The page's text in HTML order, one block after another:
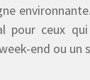
pour ceux qui
end ou un